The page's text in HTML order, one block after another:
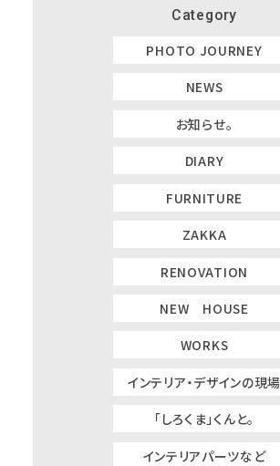
Category
PHOTO JOURNEY
NEWS
お知らせ。
DIARY
FURNITURE
ZAKKA
RENOVATION
NEW HOUSE
WORKS
インテリア・デザインの現場
「しろくま」くんと。
インテリアパーツなど